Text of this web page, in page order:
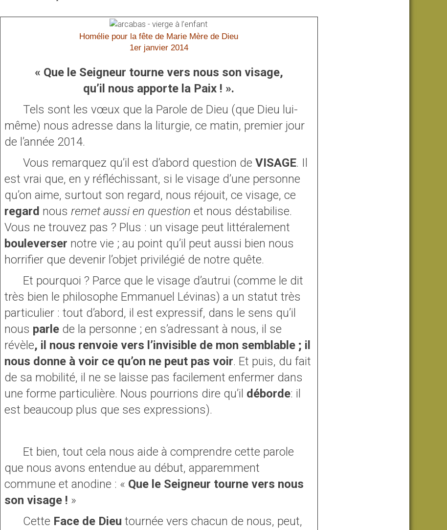
Homélie pour la fête de Marie Mère de Dieu
1er janvier 2014
« Que le Seigneur tourne vers nous son visage,
qu’il nous apporte la Paix ! ».
Tels sont les vœux que la Parole de Dieu (que Dieu lui-
même) nous adresse dans la liturgie, ce matin, premier jour
de l’année 2014.
Vous remarquez qu’il est d’abord question de VISAGE. Il
est vrai que, en y réfléchissant, si le visage d’une personne
qu’on aime, surtout son regard, nous réjouit, ce visage, ce
regard nous remet aussi en question et nous déstabilise.
Vous ne trouvez pas ? Plus : un visage peut littéralement
bouleverser notre vie ; au point qu’il peut aussi bien nous
horrifier que devenir l’objet privilégié de notre quête.
Et pourquoi ? Parce que le visage d’autrui (comme le dit
très bien le philosophe Emmanuel Lévinas) a un statut très
particulier : tout d’abord, il est expressif, dans le sens qu’il
nous parlede la personne ; en s’adressant à nous, il se
révèle, il nous renvoie vers l’invisible de mon semblable ; il
nous donne à voir ce qu’on ne peut pas voir. Et puis, du fait
de sa mobilité, il ne se laisse pas facilement enfermer dans
une forme particulière. Nous pourrions dire qu’il déborde: il
est beaucoup plus que ses expressions).
Et bien, tout cela nous aide à comprendre cette parole
que nous avons entendue au début, apparemment
commune et anodine : « Que le Seigneur tourne vers nous
son visage ! »
Cette Face de Dieu tournée vers chacun de nous, peut,